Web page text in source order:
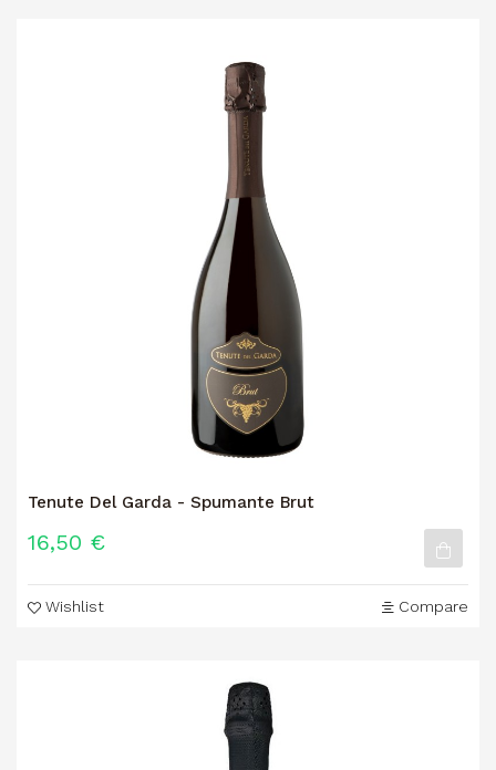
Tenute Del Garda - Spumante Brut
16,50 €
Wishlist Compare